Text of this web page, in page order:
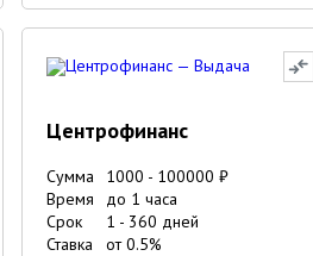
Центрофинанс
Сумма 1000 - 100000 ₽
Время
до 1 часа
Срок
1 - 360 дней
Ставка
от0.5%